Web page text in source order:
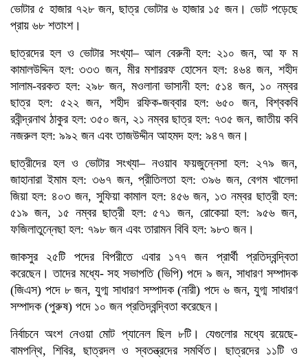
ভোটার ৫ হাজার ৭২৮ জন, ছাত্র ভোটার ৬ হাজার ১৫ জন। ভোট পড়েছে
প্রায় ৬৮ শতাংশ।
ছাত্রদের হল ও ভোটার সংখ্যা– আল বেরুনী হল: ২১০ জন, আ ফ ম
কামালউদ্দিন হল: ৩৩৩ জন, মীর মশাররফ হোসেন হল: ৪৬৪ জন, শহীদ
সালাম-বরকত হল: ২৯৮ জন, মওলানা ভাসানী হল: ৫১৪ জন, ১০ নম্বর
ছাত্র হল: ৫২২ জন, শহীদ রফিক-জব্বার হল: ৬৫০ জন, বিশ্বকবি
রবীন্দ্রনাথ ঠাকুর হল: ৩৫০ জন, ২১ নম্বর ছাত্র হল: ৭৩৫ জন, জাতীয় কবি
নজরুল হল: ৯৯২ জন এবং তাজউদ্দীন আহমদ হল: ৯৪৭ জন।
ছাত্রীদের হল ও ভোটার সংখ্যা– নওয়াব ফয়জুন্নেসা হল: ২৭৯ জন,
জাহানারা ইমাম হল: ৩৬৭ জন, প্রীতিলতা হল: ৩৯৬ জন, বেগম খালেদা
জিয়া হল: ৪০৩ জন, সুফিয়া কামাল হল: ৪৫৬ জন, ১৩ নম্বর ছাত্রী হল:
৫১৯ জন, ১৫ নম্বর ছাত্রী হল: ৫৭১ জন, রোকেয়া হল: ৯৫৬ জন,
ফজিলাতুন্নেছা হল: ৭৯৮ জন এবং তারামন বিবি হল: ৯৮৩ জন।
জাকসুর ২৫টি পদের বিপরীতে এবার ১৭৭ জন প্রার্থী প্রতিদ্বন্দ্বিতা
করেছেন। তাদের মধ্যে- সহ সভাপতি (ভিপি) পদে ৯ জন, সাধারণ সম্পাদক
(জিএস) পদে ৮ জন, যুগ্ম সাধারণ সম্পাদক (নারী) পদে ৬ জন, যুগ্ম সাধারণ
সম্পাদক (পুরুষ) পদে ১০ জন প্রতিদ্বন্দ্বিতা করেছেন।
নির্বাচনে অংশ নেওয়া মোট প্যানেল ছিল ৮টি। যেগুলোর মধ্যে রয়েছে-
বামপন্থি, শিবির, ছাত্রদল ও স্বতন্ত্রদের সমর্থিত। ছাত্রদের ১১টি ও